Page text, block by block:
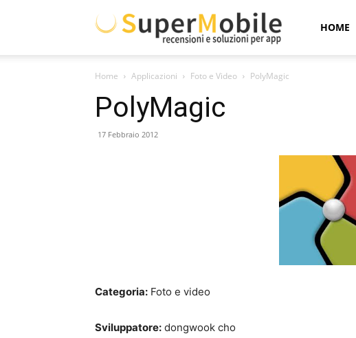
Super
Mobile
HOME
Home Applicazioni Foto e Video PolyMagic
PolyMagic
17 Febbraio 2012
Categoria: Foto e video
Sviluppatore: dongwook cho